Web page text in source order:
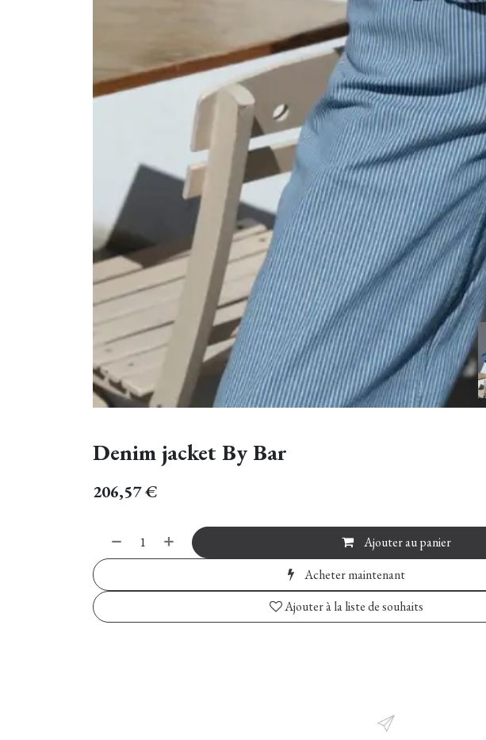
Denim jacket By Bar
206,57€
Ajouter au panier
Acheter maintenant
Ajouter à la liste de souhaits